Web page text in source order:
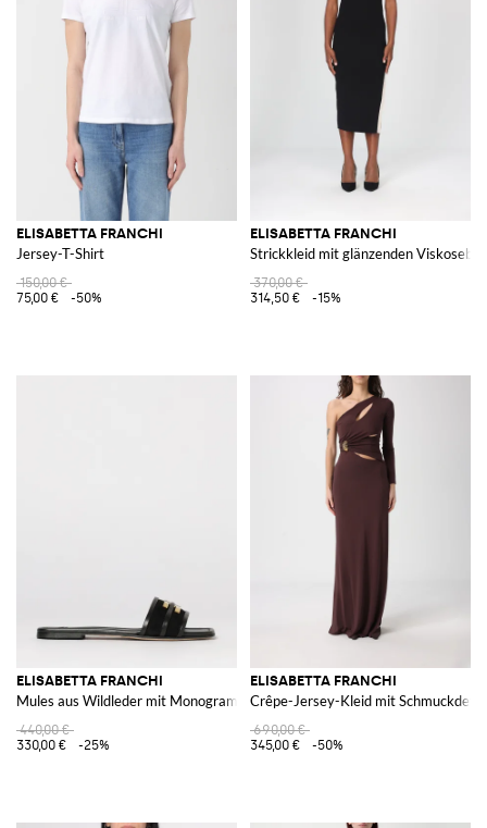
ELISABETTA FRANCHI
Jersey-T-Shirt
150,00 €
75,00 €
-50%
ELISABETTA FRANCHI
Strickkleid mit glänzenden
370,00 €
314,50 €
-15%
ELISABETTA FRANCHI
Mules aus Wildleder mit Monogramm
440,00 €
330,00 €
-25%
ELISABETTA FRANCHI
Crêpe-Jersey-Kleid mit
690,00 €
345,00 €
-50%